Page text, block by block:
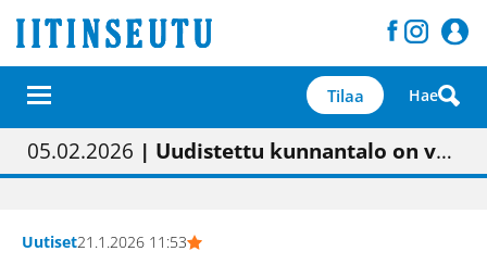
Tilaa Hae
01.02.2026 | Painon vaihtumisen pitäisi näkyä hieman parempana painojäljen laatuna lehdessä
05.02.2026 | Uudistettu kunnantalo on valoisa
23.04.2026 | “Olemme käynnistämässä uudelleen keskustavisiotyön”
09.05.2026| "Maalla on totuttu elämään omavaraisemmin kuin kaupungissa"
Uutiset21.1.2026 11:53